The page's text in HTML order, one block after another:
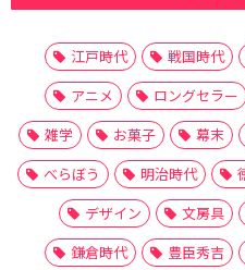
江戸時代 戦国時代
アニメ
ロングセラー
雑学
お菓子 幕末
べらぼう
明治時代
デザイン
文房具
鎌倉時代
豊臣秀吉